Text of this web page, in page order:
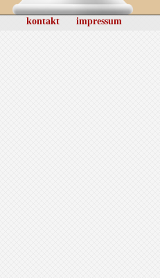
kontakt impressum